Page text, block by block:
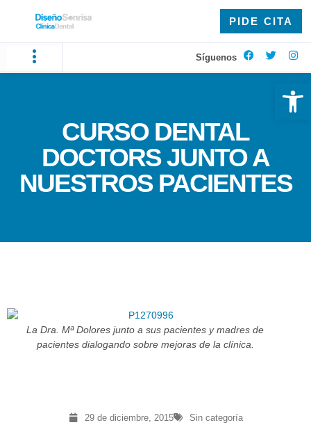
PIDE CITA
Síguenos
CURSO DENTAL
DOCTORS JUNTO A
NUESTROS PACIENTES
La Dra. Mª Dolores junto a sus pacientes y madres de
pacientes dialogando sobre mejoras de la clínica.
29 de diciembre, 2015 Sin categoría